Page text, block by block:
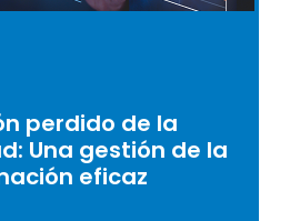
perdido de la
Una gestión de la
eficaz